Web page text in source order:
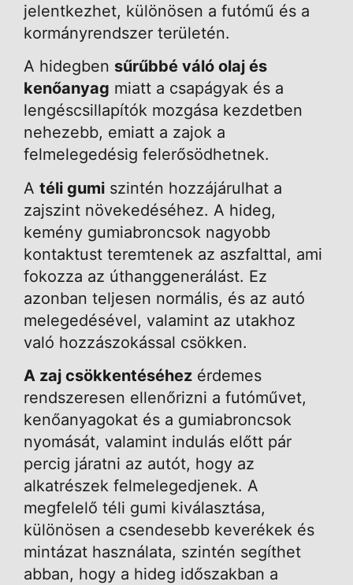
jelentkezhet, különösen a futómű és a
kormányrendszer területén.
A hidegben sűrűbbé váló olaj és
kenőanyag miatt a csapágyak és a
lengéscsillapítók mozgása kezdetben
nehezebb, emiatt a zajok a
felmelegedésig felerősödhetnek.
A téli gumi szintén hozzájárulhat a
zajszint növekedéséhez. A hideg,
kemény gumiabroncsok nagyobb
kontaktust teremtenek az aszfalttal, ami
fokozza az úthanggenerálást. Ez
azonban teljesen normális, és az autó
melegedésével, valamint az utakhoz
való hozzászokással csökken.
A zaj csökkentéséhez érdemes
rendszeresen ellenőrizni a futóművet,
kenőanyagokat és a gumiabroncsok
nyomását, valamint indulás előtt pár
percig járatni az autót, hogy az
alkatrészek felmelegedjenek. A
megfelelő téli gumi kiválasztása,
különösen a csendesebb keverékek és
mintázat használata, szintén segíthet
abban, hogy a hideg időszakban a